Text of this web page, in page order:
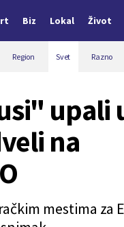
Biz Lokal Život
Region Svet Razno
upali
na
mestima za